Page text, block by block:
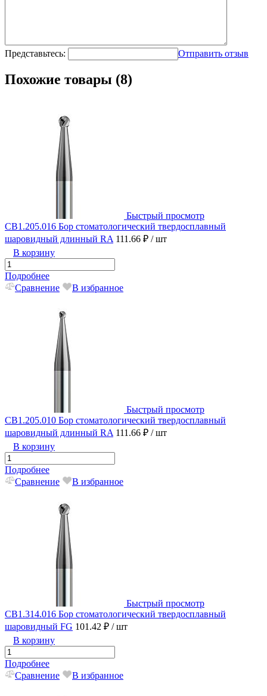
Представьтесь: Отправить отзыв
Похожие товары (8)
Быстрый просмотр
CB1.205.016 Бор стоматологический твердосплавный
шаровидный длинный RA 111.66 ₽ / шт
В корзину
Подробнее
Сравнение
В избранное
Быстрый просмотр
CB1.205.010 Бор стоматологический твердосплавный
шаровидный длинный RA 111.66 ₽ / шт
В корзину
Подробнее
Сравнение
В избранное
Быстрый просмотр
CB1.314.016 Бор стоматологический твердосплавный
шаровидный FG 101.42 ₽ / шт
В корзину
Подробнее
Сравнение
В избранное